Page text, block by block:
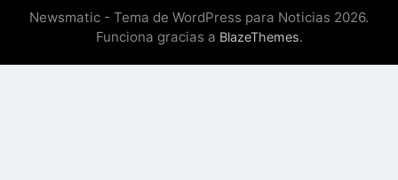
Newsmatic - Tema de WordPress para Noticias 2026.
Funciona gracias a BlazeThemes.